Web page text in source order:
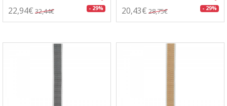
22,94€ 32,44€ - 29% 20,43€ 28,75€ - 29%